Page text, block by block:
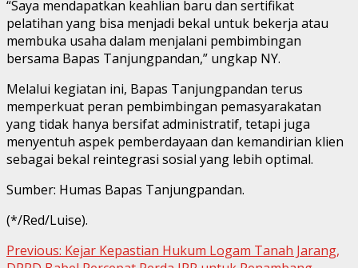
“Saya mendapatkan keahlian baru dan sertifikat
pelatihan yang bisa menjadi bekal untuk bekerja atau
membuka usaha dalam menjalani pembimbingan
bersama Bapas Tanjungpandan,” ungkap NY.
Melalui kegiatan ini, Bapas Tanjungpandan terus
memperkuat peran pembimbingan pemasyarakatan
yang tidak hanya bersifat administratif, tetapi juga
menyentuh aspek pemberdayaan dan kemandirian klien
sebagai bekal reintegrasi sosial yang lebih optimal.
Sumber: Humas Bapas Tanjungpandan.
(*/Red/Luise).
Continue
Previous: Kejar Kepastian Hukum Logam Tanah Jarang,